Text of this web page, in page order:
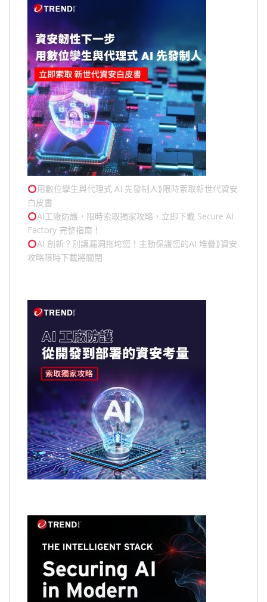
用數位孿生與代理式 AI 先發制人⟫限時索取新世代資安
白皮書
AI工廠防護，限時索取獨家攻略，立即下載 Secure AI
Factory 完整指南！
AI 創新？別讓漏洞拖垮您！主動保護您的AI 堆疊⟫資安
攻略限時下載將關閉